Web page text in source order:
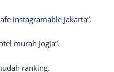
instagramable Jakarta”.
murah Jogja”.
ranking.